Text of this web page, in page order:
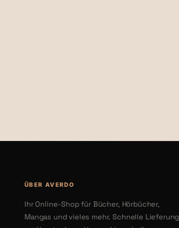
ÜBER AVERDO
Ihr Online-Shop für Bücher, Hörbücher,
Mangas und vieles mehr. Schnelle Lieferung